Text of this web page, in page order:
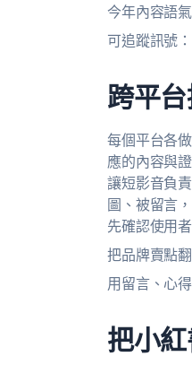
今年內容語
可追蹤訊號
跨平
每個平台各
應的內容與
讓短影音負
圖、被留言
先確認使用
把品牌賣點
用留言、心
把小